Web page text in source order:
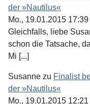
der »Nautilus«
Mo., 19.01.2015 17:39
Gleichfalls, liebe
schon die Tatsache,
Mi [...]
Susanne zu Finalist
der »Nautilus«
Mo., 19.01.2015 12:21